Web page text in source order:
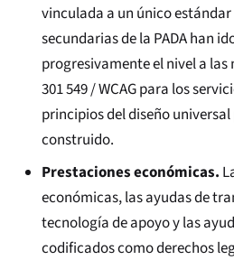
vinculada a un único
secundarias de la PADA han
progresivamente el nivel a las
301 549 / WCAG para los
principios del diseño
construido.
Prestaciones económicas.
económicas, las ayudas de
tecnología de apoyo y las
codificados como derechos